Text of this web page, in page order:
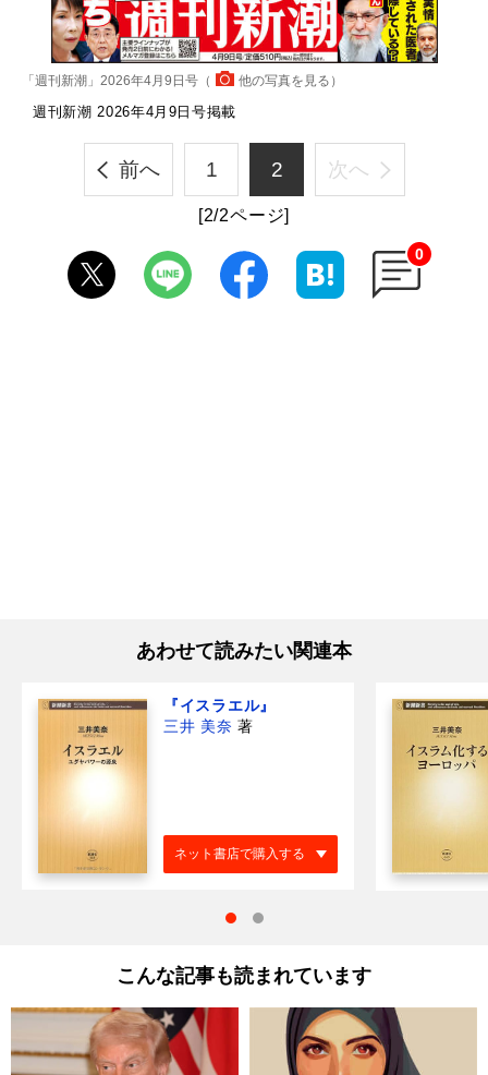
「週刊新潮」2026年4月9日号（ 他の写真を見る ）
週刊新潮 2026年4月9日号掲載
前へ 1 2 次へ
[2/2ページ]
0
あわせて読みたい関連本
『イスラエル』
三井 美奈 著
ネット書店で購入する
こんな記事も読まれています